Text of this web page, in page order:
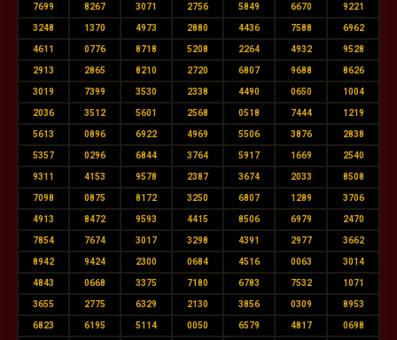
7699 8267 3071 2756 5849 6670 9221
3248 1370 4973 2880 4436 7588 6962
4611 0776 8718 5208 2264 4932 9528
2913 2865 8210 2720 6807 9688 8626
3019 7399 3530 2338 4490 0650 1004
2036 3512 5601 2568 0518 7444 1219
5613 0896 6922 4969 5506 3876 2838
5357 0296 6844 3764 5917 1669 2540
9311 4153 9578 2387 3674 2033 8508
7098 0875 8172 3250 6807 1289 3706
4913 8472 9593 4415 8506 6979 2470
7854 7674 3017 3298 4391 2977 3662
8942 9424 2300 0684 4516 0063 3014
4843 0668 3375 7180 6783 7532 1071
3655 2775 6329 2130 3856 0309 8953
6823 6195 5114 0050 6579 4817 0698